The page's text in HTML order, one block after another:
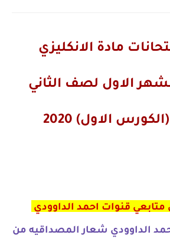
مادة الانكليزي
الاول لصف الثاني
الاول) 2020
متابعي قنوات احمد الداوودي
الداوودي شعار المصداقيه من